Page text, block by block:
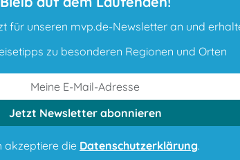
für unseren mvp.de-Newsletter an und
zu besonderen Regionen und Orten
Jetzt Newsletterabonnieren
akzeptiere die Datenschutzerklärung.